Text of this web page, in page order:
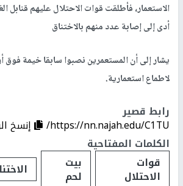
الاستعمار، فأطلقت قوات الاحتلال عليهم قنابل
أدى إلى إصابة عدد منهم بالاختناق
يشار إلى أن المستعمرين نصبوا سابقا خيمة فوق
لاطماع استعمارية.
رابط قصير
https://nn.najah.edu/C1TU/
إنسخ
الكلمات المفتاحية
قوات
الاحتلال
بيت
لحم